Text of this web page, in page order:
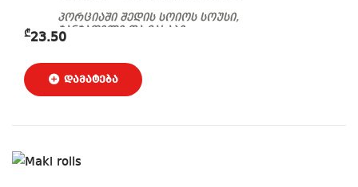
პორციაში შედის სოიოს სოუსი,
ჯანჯაფილი და ვასაბი.
₾23.50